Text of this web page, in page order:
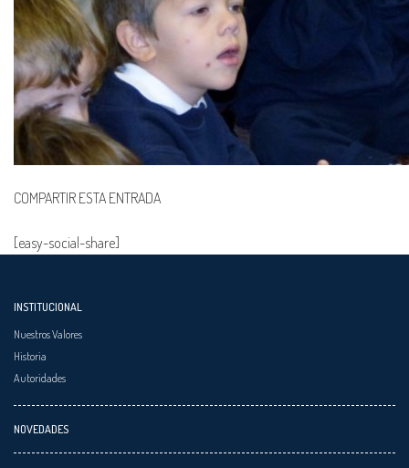
COMPARTIR ESTA ENTRADA
[easy-social-share]
INSTITUCIONAL
Nuestros Valores
Historia
Autoridades
NOVEDADES